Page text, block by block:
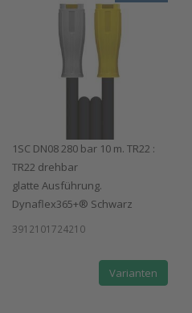
1SC DN08 280 bar 10 m. TR22 :
TR22 drehbar
glatte Ausführung.
Dynaflex365+® Schwarz
3912101724210
Varianten